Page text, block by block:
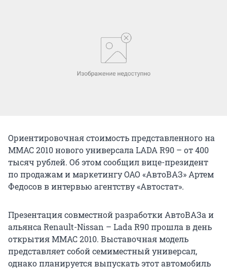
Ориентировочная стоимость представленного на
ММАС 2010 нового универсала LADA R90 – от 400
тысяч рублей. Об этом сообщил вице-президент
по продажам и маркетингу ОАО «АвтоВАЗ» Артем
Федосов в интервью агентству «Автостат».
Презентация совместной разработки АвтоВАЗа и
альянса Renault-Nissan – Lada R90 прошла в день
открытия ММАС 2010. Выставочная модель
представляет собой семиместный универсал,
однако планируется выпускать этот автомобиль